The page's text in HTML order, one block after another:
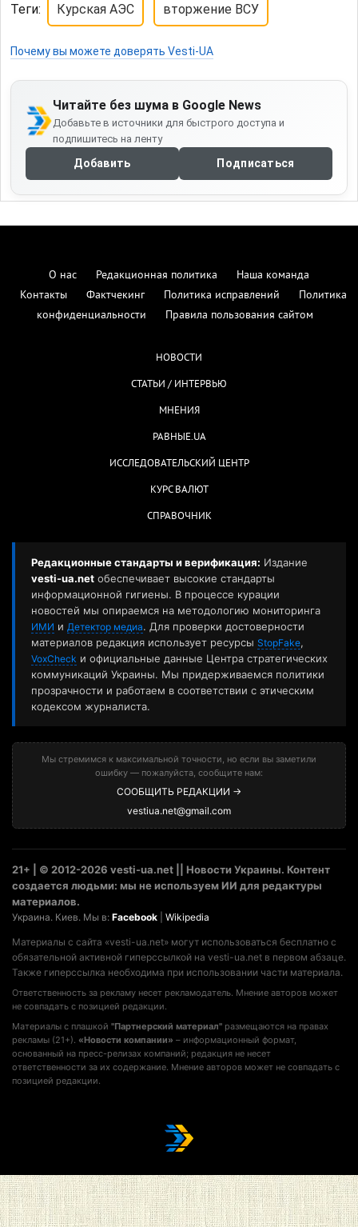
Теги: Курская АЭС вторжение ВСУ
Почему вы можете доверять Vesti-UA
Читайте без шума в Google News
Добавьте в источники для быстрого доступа и
подпишитесь на ленту
Добавить Подписаться
О нас Редакционная политика
Наша команда
Контакты
Фактчекинг Политика исправлений
Политика
конфиденциальности
Правила пользования сайтом
НОВОСТИ
СТАТЬИ / ИНТЕРВЬЮ
МНЕНИЯ
РАВНЫЕ.UA
ИССЛЕДОВАТЕЛЬСКИЙ ЦЕНТР
КУРС ВАЛЮТ
СПРАВОЧНИК
Редакционные стандарты и верификация: Издание
vesti-ua.net обеспечивает высокие стандарты
информационной гигиены. В процессе курации
новостей мы опираемся на методологию мониторинга
ИМИ и Детектор медиа. Для проверки достоверности
материалов редакция использует ресурсы StopFake,
VoxCheck и официальные данные Центра стратегических
коммуникаций Украины. Мы придерживаемся политики
прозрачности и работаем в соответствии с этическим
кодексом журналиста.
Мы стремимся к максимальной точности, но если вы заметили
ошибку — пожалуйста, сообщите нам:
СООБЩИТЬ РЕДАКЦИИ →
vestiua.net@gmail.com
21+ | © 2012-2026 vesti-ua.net || Новости Украины. Контент
создается людьми: мы не используем ИИ для редактуры
материалов.
Украина. Киев. Мы в: Facebook Wikipedia
Материалы с сайта «vesti-ua.net» могут использоваться бесплатно с
обязательной активной гиперссылкой на vesti-ua.net в первом абзаце.
Также гиперссылка необходима при использовании части материала.
Ответственность за рекламу несет рекламодатель. Мнение авторов может
не совпадать с позицией редакции.
Материалы с плашкой "Партнерский материал" размещаются на правах
рекламы (21+). «Новости компании» – информационный формат,
основанный на пресс-релизах компаний; редакция не несет
ответственности за их содержание. Мнение авторов может не совпадать с
позицией редакции.